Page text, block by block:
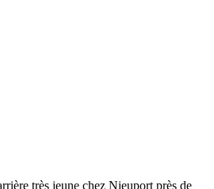
très jeune chez Nieuport près de